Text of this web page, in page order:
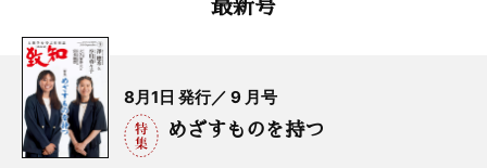
8月1日 発行／ 9 月号
めざすものを持つ